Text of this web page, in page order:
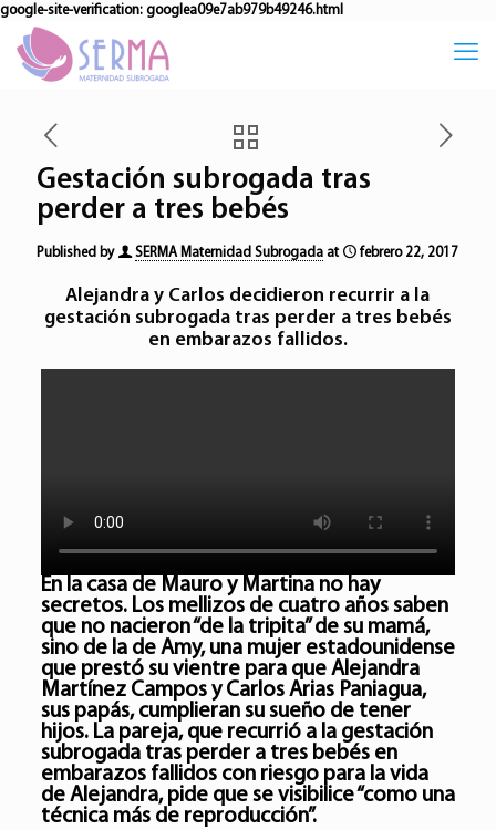
google-site-verification: googlea09e7ab979b49246.html
Gestación subrogada tras
perder a tres bebés
Published by SERMA Maternidad Subrogada at febrero 22, 2017
Alejandra y Carlos decidieron recurrir a la
gestación subrogadatras perder a tres bebés
en embarazos fallidos.
En la casa de Mauro y Martina no hay
secretos. Los mellizos de cuatro años saben
que no nacieron “de la tripita” de su mamá,
sino de la de Amy, una mujer estadounidense
que prestó su vientre para que Alejandra
Martínez Campos y Carlos Arias Paniagua,
sus papás, cumplieran su sueño de tener
hijos. La pareja, que recurrió a la gestación
subrogada tras perder a tres bebés en
embarazos fallidos con riesgo para la vida
de Alejandra, pide que se visibilice “como una
técnica más de reproducción”.